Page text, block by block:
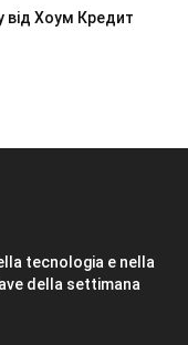
від Хоум Кредит
tecnologia e nella
della settimana